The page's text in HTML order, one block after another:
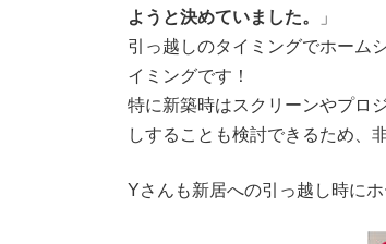
ようと決めていました。
」
引っ越しのタイミングでホーム
イミングです！
特に新築時はスクリーンやプロ
しすることも検討できるため、
Yさんも新居への引っ越し時に